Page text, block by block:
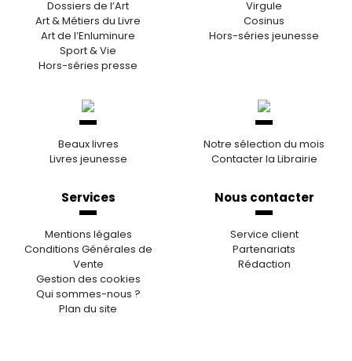
Dossiers de l’Art
Art & Métiers du Livre
Art de l’Enluminure
Sport & Vie
Hors-séries presse
Virgule
Cosinus
Hors-séries jeunesse
Beaux livres
Livres jeunesse
Notre sélection du mois
Contacter la Librairie
Services
Mentions légales
Conditions Générales de
Vente
Gestion des cookies
Qui sommes-nous ?
Plan du site
Nous contacter
Service client
Partenariats
Rédaction